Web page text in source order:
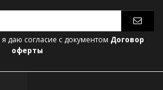
даю согласие с документом Договор
оферты